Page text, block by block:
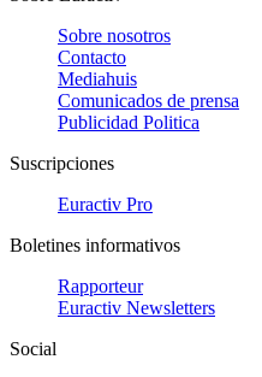
Sobre nosotros
Contacto
Mediahuis
Comunicados de prensa
Publicidad Politica
Suscripciones
Euractiv Pro
Boletines informativos
Rapporteur
Euractiv Newsletters
Social